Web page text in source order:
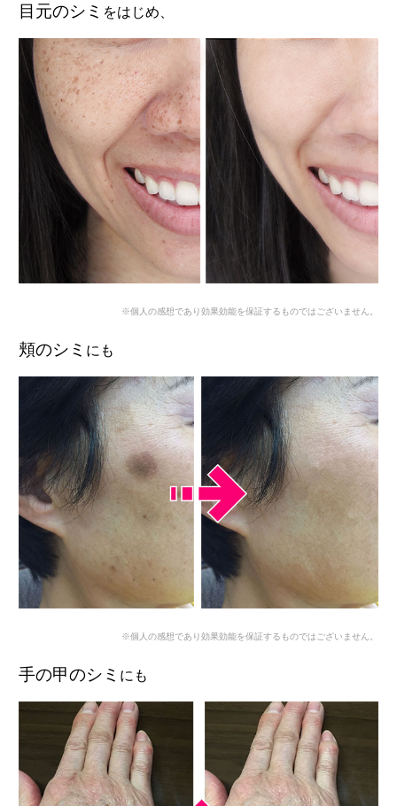
目元のシミ をはじめ、
※個人の感想であり効果効能を保証するものではございません。
頬のシミ にも
※個人の感想であり効果効能を保証するものではございません。
手の甲のシミ にも